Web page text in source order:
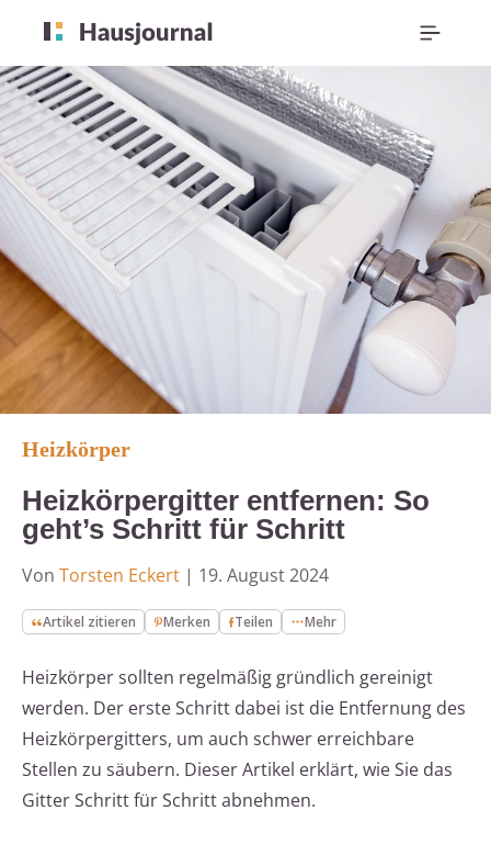
Heizkörper
Heizkörpergitter entfernen: So
geht’s Schritt für Schritt
Von Torsten Eckert | 19. August 2024
Artikel zitieren Merken Teilen Mehr
Heizkörper sollten regelmäßig gründlich gereinigt
werden. Der erste Schritt dabei ist die Entfernung des
Heizkörpergitters, um auch schwer erreichbare
Stellen zu säubern. Dieser Artikel erklärt, wie Sie das
Gitter Schritt für Schritt abnehmen.